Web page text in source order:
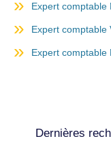
Expert comptable
Expert comptable
Expert comptable
Dernières